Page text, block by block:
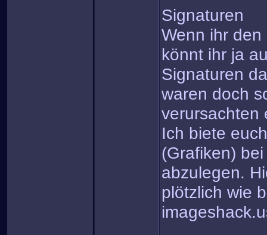
Signaturen
Wenn ihr
könnt ihr ja
Signaturen
waren doch
verursachten
Ich biete
(Grafiken)
abzulegen.
plötzlich wie